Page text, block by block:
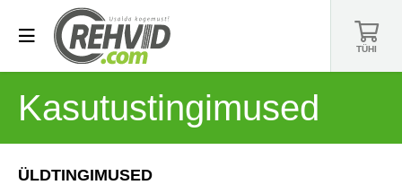
TÜHI
Kasutustingimused
ÜLDTINGIMUSED